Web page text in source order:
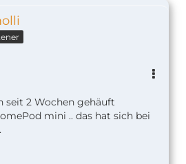
seit 2 Wochen gehäuft
mini .. das hat sich bei